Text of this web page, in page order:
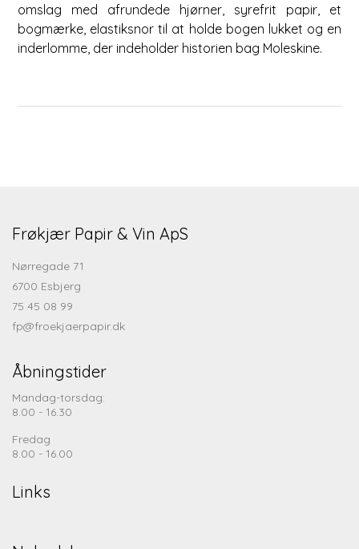
omslag med afrundede hjørner, syrefrit papir, et
bogmærke, elastiksnor til at holde bogen lukket og en
inderlomme, der indeholder historien bag Moleskine.
Frøkjær Papir & Vin ApS
Nørregade 71
6700 Esbjerg
75 45 08 99
fp@froekjaerpapir.dk
Åbningstider
Mandag-torsdag:
8.00 - 16.30
Fredag
8.00 - 16.00
Links